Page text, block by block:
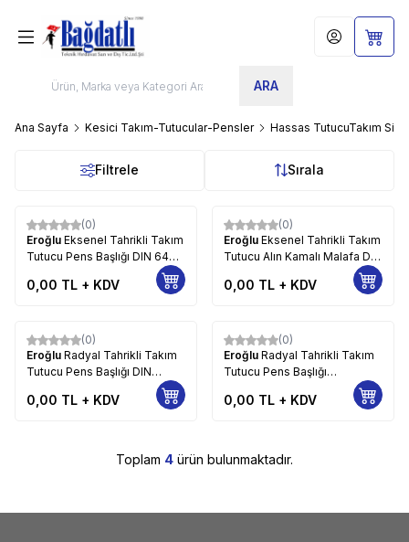
ARA
Hesabım
Ana Sayfa Kesici Takım-Tutucular-Pensler Hassas TutucuTakım
Filtrele Sırala
(0)
Eroğlu Eksenel Tahrikli Takım
Tutucu Pens Başlığı DIN 6499
0,00 TL + KDV
(0)
Eroğlu Eksenel Tahrikli Takım
Tutucu Alın Kamalı Malafa DIN
0,00 TL + KDV
(0)
Eroğlu Radyal Tahrikli Takım
Tutucu Pens Başlığı DIN
6499,Referans Kamalı 12
0,00 TL + KDV
(0)
Eroğlu Radyal Tahrikli Takım
Tutucu Pens Başlığı
6499,Referans Kamalı 11
0,00 TL + KDV
Toplam 4 ürün bulunmaktadır.